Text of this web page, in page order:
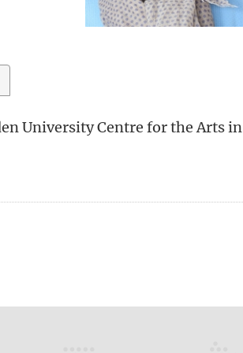
University Centre for the Arts in